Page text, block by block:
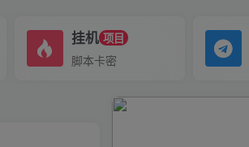
挂机 项目
脚本卡密